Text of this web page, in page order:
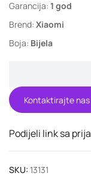
Garancija: 1 god
Brend: Xiaomi
Boja: Bijela
Kontaktirajte nas
Podijeli link sa
SKU: 13131